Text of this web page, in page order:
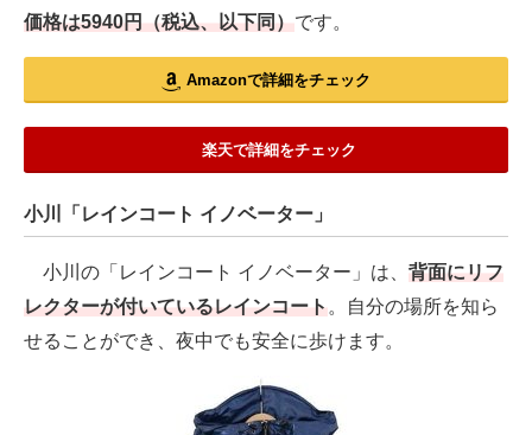
価格は5940円（税込、以下同）です。
Amazonで詳細をチェック
楽天で詳細をチェック
小川「レインコート イノベーター」
小川の「レインコート イノベーター」は、 背面にリフ
レクターが付いているレインコート。自分の場所を知ら
せることができ、夜中でも安全に歩けます。